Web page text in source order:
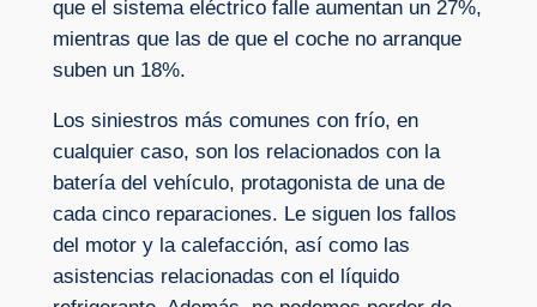
que el sistema eléctrico falle aumentan un 27%,
mientras que las de que el coche no arranque
suben un 18%.
Los siniestros más comunes con frío, en
cualquier caso, son los relacionados con la
batería del vehículo, protagonista de una de
cada cinco reparaciones. Le siguen los fallos
del motor y la calefacción, así como las
asistencias relacionadas con el líquido